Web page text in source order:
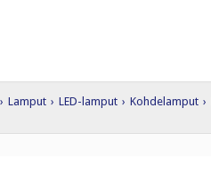
› Lamput › LED-lamput › Kohdelamput ›